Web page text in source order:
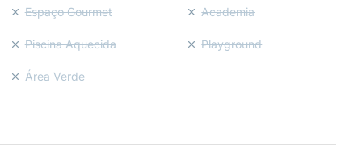
Espaço Gourmet Academia
Piscina Aquecida Playground
Área Verde